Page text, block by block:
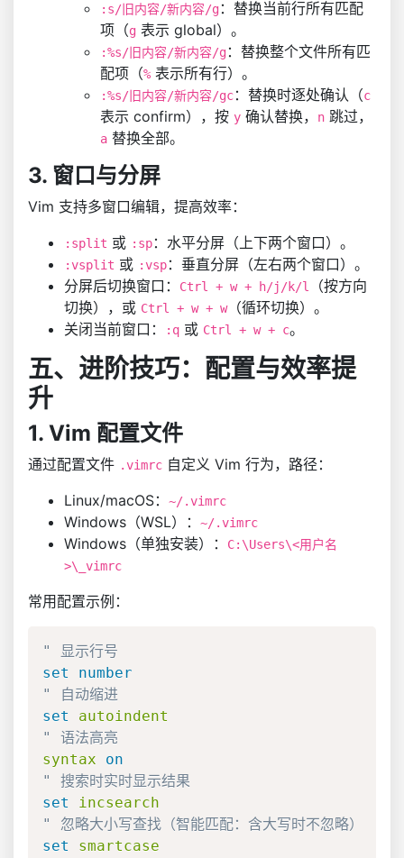
:s/旧内容/新内容/g：替换当前行所有匹配
项（g 表示 global）。
:%s/旧内容/新内容/g：替换整个文件所有匹
配项（% 表示所有行）。
:%s/旧内容/新内容/gc：替换时逐处确认（c
表示 confirm），按 y 确认替换， n 跳过，
a 替换全部。
3. 窗口与分屏
Vim 支持多窗口编辑，提高效率：
:split 或 :sp：水平分屏（上下两个窗口）。
:vsplit 或 :vsp：垂直分屏（左右两个窗口）。
分屏后切换窗口：
Ctrl + w + h/j/k/l
（按方向
切换），或 Ctrl + w + w（循环切换）。
关闭当前窗口：
:q 或 Ctrl + w + c。
五、进阶技巧：配置与效率提
升
1. Vim 配置文件
通过配置文件 .vimrc 自定义 Vim 行为，路径：
Linux/macOS：
~/.vimrc
Windows（WSL）： ~/.vimrc
Windows（单独安装）：
C:\Users\<用户名
>\_vimrc
常用配置示例：
" 显示行号
set
number
" 自动缩进
set
autoindent
" 语法高亮
syntax
on
" 搜索时实时显示结果
set
incsearch
" 忽略大小写查找（智能匹配：含大写时不忽略）
set
smartcase